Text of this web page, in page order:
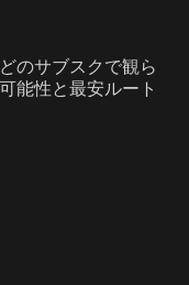
のサブスクで観ら
能性と最安ルート